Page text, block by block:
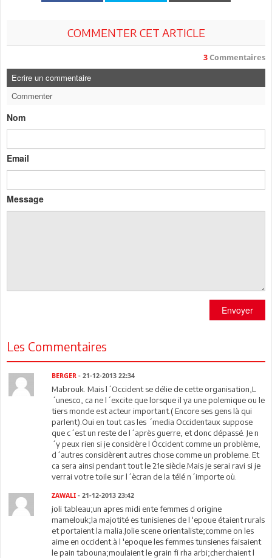
COMMENTER CET ARTICLE
3 Commentaires
Ecrire un commentaire
Commenter
Nom
Email
Message
Envoyer
Les Commentaires
BERGER - 21-12-2013 22:34
Mabrouk. Mais l´Occident se délie de cette organisation,L
´unesco, ca ne l´excite que lorsque il ya une polemique ou le
tiers monde est acteur important.( Encore ses gens là qui
parlent).Oui en tout cas les ´media Occidentaux suppose
que c´est un reste de l´après guerre, et donc dépassé. Je n
´y peux rien si je considère l Óccident comme un problème,
d´autres considèrent autres chose comme un probleme. Et
ca sera ainsi pendant tout le 21e siècle.Mais je serai ravi si je
verrai votre toile sur l´ècran de la télé n´importe où.
ZAWALI - 21-12-2013 23:42
joli tableau;un apres midi ente femmes d origine
mamelouk;la majotité es tunisienes de l 'epoue étaient rurals
et portaient la malia.Jolie scene orientaliste;comme on les
aime en occident.à l 'epoque les femmes tunsienes faisaient
le pain tabouna;moulaient le grain fi rha arbi;cherchaient l